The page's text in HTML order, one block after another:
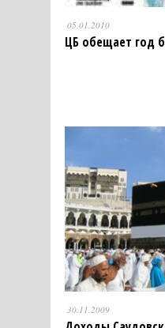
05.01.2010
ЦБ обещает год
30.11.2009